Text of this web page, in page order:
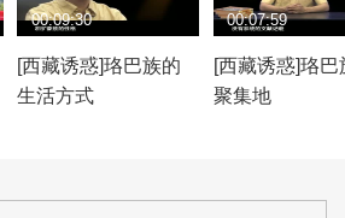
[西藏诱惑]珞巴族的
生活方式
00:09:30
[西藏诱惑]珞巴
聚集地
00:07:59